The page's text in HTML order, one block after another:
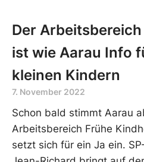
Der
ist wie Aarau Info
kleinen Kindern
7. November 2022
Schon bald stimmt Aarau
Arbeitsbereich Frühe
setzt sich für ein Ja ein.